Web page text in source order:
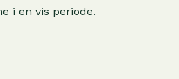
i en vis periode.